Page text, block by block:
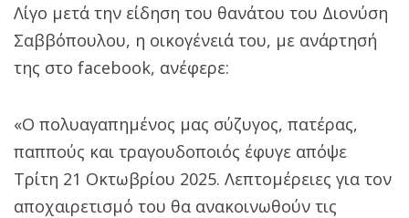
Λίγο μετά την είδηση του θανάτου του Διονύση
Σαββόπουλου, η οικογένειά του, με ανάρτησή
της στο facebook, ανέφερε:
«Ο πολυαγαπημένος μας σύζυγος, πατέρας,
παππούς και τραγουδοποιός έφυγε απόψε
Τρίτη 21 Οκτωβρίου 2025. Λεπτομέρειες για τον
αποχαιρετισμό του θα ανακοινωθούν τις